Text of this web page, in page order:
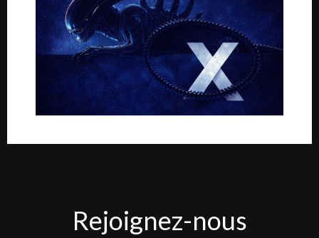
nous
Rejoignez-nous